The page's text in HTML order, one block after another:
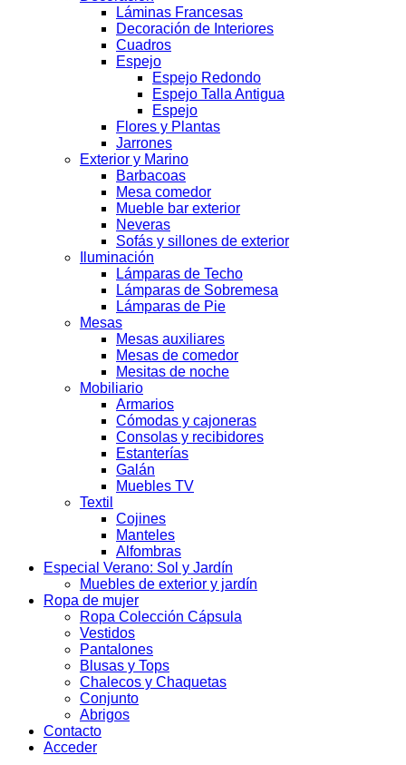
Láminas Francesas
Decoración de Interiores
Cuadros
Espejo
Espejo Redondo
Espejo Talla Antigua
Espejo
Flores y Plantas
Jarrones
Exterior y Marino
Barbacoas
Mesa comedor
Mueble bar exterior
Neveras
Sofás y sillones de exterior
Iluminación
Lámparas de Techo
Lámparas de Sobremesa
Lámparas de Pie
Mesas
Mesas auxiliares
Mesas de comedor
Mesitas de noche
Mobiliario
Armarios
Cómodas y cajoneras
Consolas y recibidores
Estanterías
Galán
Muebles TV
Textil
Cojines
Manteles
Alfombras
Especial Verano: Sol y Jardín
Muebles de exterior y jardín
Ropa de mujer
Ropa Colección Cápsula
Vestidos
Pantalones
Blusas y Tops
Chalecos y Chaquetas
Conjunto
Abrigos
Contacto
Acceder